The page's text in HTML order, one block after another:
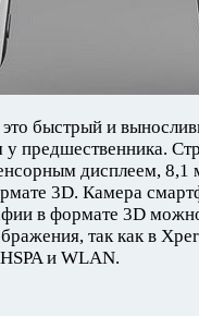
быстрый и
предшественника.
дисплеем, 8,1
3D. Камера
в формате 3D
так как в
и WLAN.